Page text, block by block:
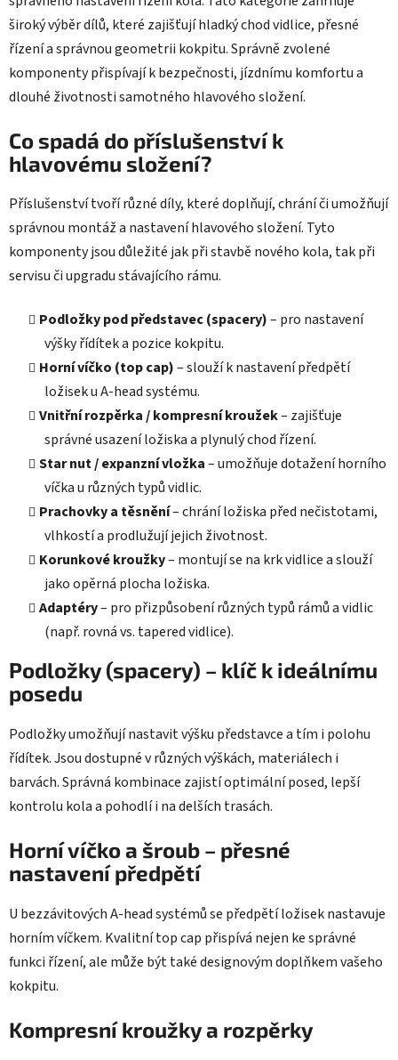
p
i
s
u
široký výběr dílů, které zajišťují hladký chod vidlice, přesné
řízení a správnou geometrii kokpitu. Správně zvolené
komponenty přispívají k bezpečnosti, jízdnímu komfortu a
dlouhé životnosti samotného hlavového složení.
Co spadá do příslušenství k
hlavovému složení?
Příslušenství tvoří různé díly, které doplňují, chrání či umožňují
správnou montáž a nastavení hlavového složení. Tyto
komponenty jsou důležité jak při stavbě nového kola, tak při
servisu či upgradu stávajícího rámu.
Podložky pod představec (spacery)– pro nastavení
výšky řídítek a pozice kokpitu.
Horní víčko (top cap)– slouží k nastavení předpětí
ložisek u A-head systému.
Vnitřní rozpěrka / kompresní kroužek– zajišťuje
správné usazení ložiska a plynulý chod řízení.
Star nut / expanzní vložka– umožňuje dotažení horního
víčka u různých typů vidlic.
Prachovky a těsnění– chrání ložiska před nečistotami,
vlhkostí a prodlužují jejich životnost.
Korunkové kroužky– montují se na krk vidlice a slouží
jako opěrná plocha ložiska.
Adaptéry– pro přizpůsobení různých typů rámů a vidlic
(např. rovná vs. tapered vidlice).
Podložky (spacery) – klíč k ideálnímu
posedu
Podložky umožňují nastavit výšku představce a tím i polohu
řídítek. Jsou dostupné v různých výškách, materiálech i
barvách. Správná kombinace zajistí optimální posed, lepší
kontrolu kola a pohodlí i na delších trasách.
Horní víčko a šroub – přesné
nastavení předpětí
U bezzávitových A-head systémů se předpětí ložisek nastavuje
horním víčkem. Kvalitní top cap přispívá nejen ke správné
funkci řízení, ale může být také designovým doplňkem vašeho
kokpitu.
Kompresní kroužky a rozpěrky